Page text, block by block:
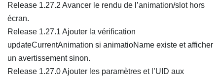
Release 1.27.2 Avancer le rendu de l’animation/slot hors
écran.
Release 1.27.1 Ajouter la vérification
updateCurrentAnimation si animatioName existe et afficher
un avertissement sinon.
Release 1.27.0 Ajouter les paramètres et l’UID aux